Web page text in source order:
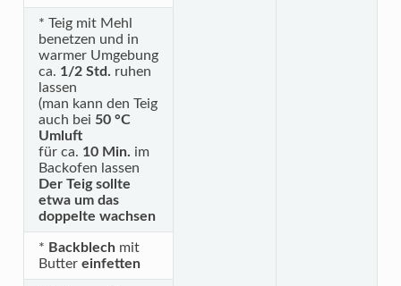
* Teig mit Mehl
benetzen und in
warmer Umgebung
ca. 1/2 Std. ruhen
lassen
(man kann den Teig
auch bei 50 °C
Umluft
für ca. 10 Min. im
Backofen lassen
Der Teig sollte
etwa um das
doppelte wachsen
* Backblechmit
Butter einfetten